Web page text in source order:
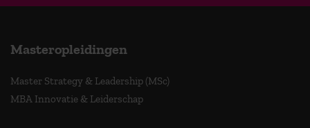
Masteropleidingen
Master Strategy & Leadership (MSc)
MBA Innovatie & Leiderschap